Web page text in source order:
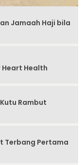
Jamaah Haji bila
Heart Health
Rambut
Terbang Pertama